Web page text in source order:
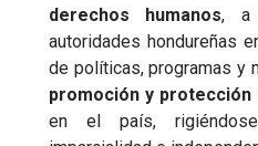
derechos humanos, a
autoridades hondureñas
de políticas, programas y
promoción y
en el país,